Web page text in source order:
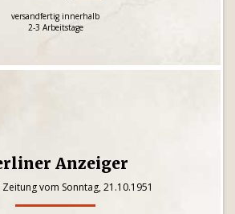
versandfertig innerhalb
2-3 Arbeitstage
Anzeiger
vom Sonntag, 21.10.1951